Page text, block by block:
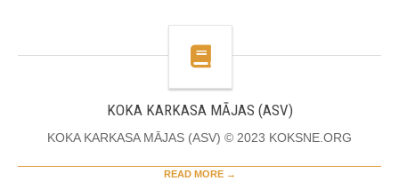
KOKA KARKASA MĀJAS (ASV)
KOKA KARKASA MĀJAS (ASV) © 2023 KOKSNE.ORG
READ MORE →